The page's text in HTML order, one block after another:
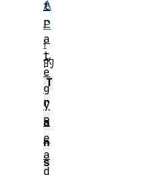
A
P
I
的
T
r
a
n
s
t
r
a
t
e
g
y
R
e
a
d